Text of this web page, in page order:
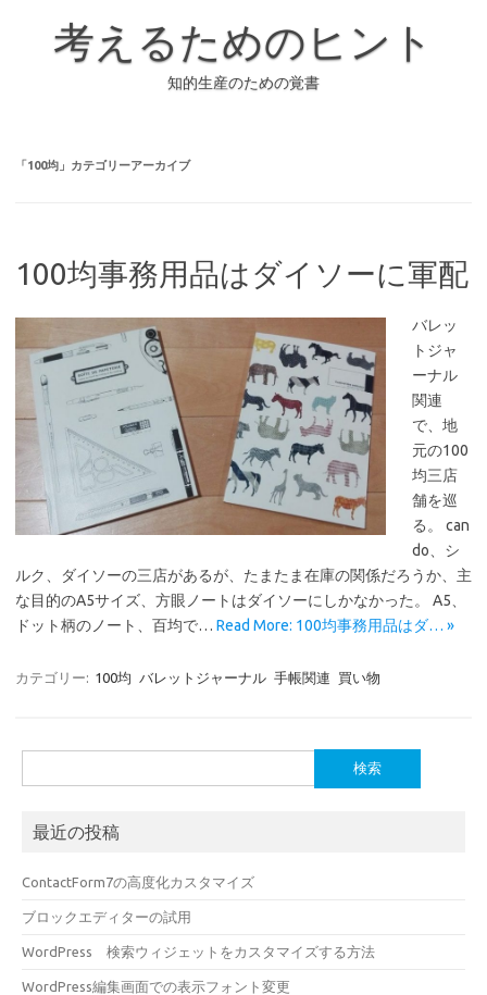
考えるためのヒント
知的生産のための覚書
「100均 」カテゴリーアーカイブ
100均事務用品はダイソーに軍配
バレッ
トジャ
ーナル
関連
で、地
元の100
均三店
舗を巡
る。 can
do、シ
ルク、ダイソーの三店があるが、たまたま在庫の関係だろうか、主
な目的のA5サイズ、方眼ノートはダイソーにしかなかった。 A5、
ドット柄のノート、百均で… Read More: 100均事務用品はダ… »
カテゴリー: 100均 バレットジャーナル 手帳関連 買い物
索:
最近の投稿
ContactForm7の高度化カスタマイズ
ブロックエディターの試用
WordPress 検索ウィジェットをカスタマイズする方法
WordPress編集画面での表示フォント変更